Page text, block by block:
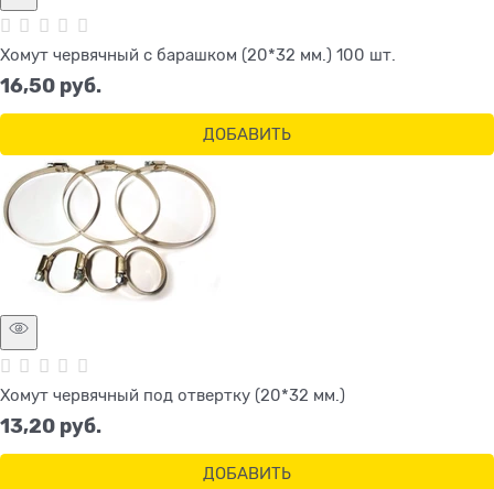
Хомут червячный с барашком (20*32 мм.) 100 шт.
16,50 руб.
ДОБАВИТЬ
Хомут червячный под отвертку (20*32 мм.)
13,20 руб.
ДОБАВИТЬ